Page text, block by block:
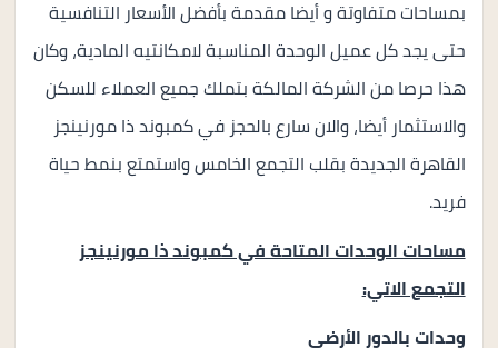
بمساحات متفاوتة و أيضا مقدمة بأفضل الأسعار التنافسية
حتى يجد كل عميل الوحدة المناسبة لامكانتيه المادية، وكان
هذا حرصا من الشركة المالكة بتملك جميع العملاء للسكن
والاستثمار أيضا، والان سارع بالحجز في كمبوند ذا مورنينجز
القاهرة الجديدة بقلب التجمع الخامس واستمتع بنمط حياة
فريد.
مساحات الوحدات المتاحة في كمبوند ذا مورنينجز
التجمع الاتي:
وحدات بالدور الأرضي